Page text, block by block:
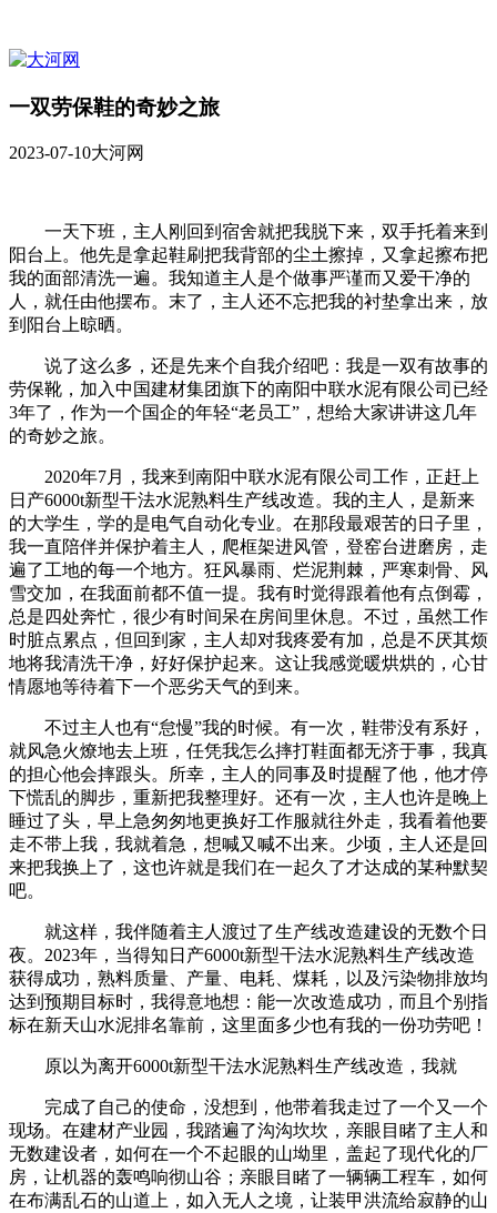
一双劳保鞋的奇妙之旅
2023-07-10大河网
一天下班，主人刚回到宿舍就把我脱下来，双手托着来到
阳台上。他先是拿起鞋刷把我背部的尘土擦掉，又拿起擦布把
我的面部清洗一遍。我知道主人是个做事严谨而又爱干净的
人，就任由他摆布。末了，主人还不忘把我的衬垫拿出来，放
到阳台上晾晒。
说了这么多，还是先来个自我介绍吧：我是一双有故事的
劳保靴，加入中国建材集团旗下的南阳中联水泥有限公司已经
3年了，作为一个国企的年轻“老员工”，想给大家讲讲这几年
的奇妙之旅。
2020年7月，我来到南阳中联水泥有限公司工作，正赶上
日产6000t新型干法水泥熟料生产线改造。我的主人，是新来
的大学生，学的是电气自动化专业。在那段最艰苦的日子里，
我一直陪伴并保护着主人，爬框架进风管，登窑台进磨房，走
遍了工地的每一个地方。狂风暴雨、烂泥荆棘，严寒刺骨、风
雪交加，在我面前都不值一提。我有时觉得跟着他有点倒霉，
总是四处奔忙，很少有时间呆在房间里休息。不过，虽然工作
时脏点累点，但回到家，主人却对我疼爱有加，总是不厌其烦
地将我清洗干净，好好保护起来。这让我感觉暖烘烘的，心甘
情愿地等待着下一个恶劣天气的到来。
不过主人也有“怠慢”我的时候。有一次，鞋带没有系好，
就风急火燎地去上班，任凭我怎么摔打鞋面都无济于事，我真
的担心他会摔跟头。所幸，主人的同事及时提醒了他，他才停
下慌乱的脚步，重新把我整理好。还有一次，主人也许是晚上
睡过了头，早上急匆匆地更换好工作服就往外走，我看着他要
走不带上我，我就着急，想喊又喊不出来。少顷，主人还是回
来把我换上了，这也许就是我们在一起久了才达成的某种默契
吧。
就这样，我伴随着主人渡过了生产线改造建设的无数个日
夜。2023年，当得知日产6000t新型干法水泥熟料生产线改造
获得成功，熟料质量、产量、电耗、煤耗，以及污染物排放均
达到预期目标时，我得意地想：能一次改造成功，而且个别指
标在新天山水泥排名靠前，这里面多少也有我的一份功劳吧！
原以为离开6000t新型干法水泥熟料生产线改造，我就
完成了自己的使命，没想到，他带着我走过了一个又一个
现场。在建材产业园，我踏遍了沟沟坎坎，亲眼目睹了主人和
无数建设者，如何在一个不起眼的山坳里，盖起了现代化的厂
房，让机器的轰鸣响彻山谷；亲眼目睹了一辆辆工程车，如何
在布满乱石的山道上，如入无人之境，让装甲洪流给寂静的山